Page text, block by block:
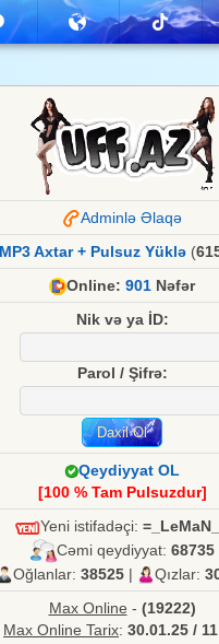
Adminlə Əlaqə
MP3 Axtar + Pulsuz Yüklə (
Online: 901 Nəfər
Nik və ya İD:
Parol / Şifrə:
Qeydiyyat OL
[100 % Tam Pulsuzdur]
Yeni istifadəçi:
Cəmi qeydiyyat: 68735
Oğlanlar: 38525 Qızlar:
Max Online - (19222)
Max Online Tarix: 30.01.25 /